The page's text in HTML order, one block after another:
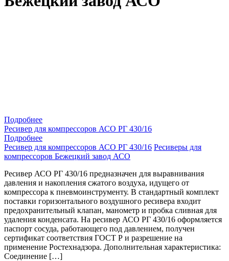
Подробнее
Ресивер для компрессоров АСО РГ 430/16
Подробнее
Ресивер для компрессоров АСО РГ 430/16 Ресиверы для
компрессоров Бежецкий завод АСО
Ресивер АСО РГ 430/16 предназначен для выравнивания
давления и накопления сжатого воздуха, идущего от
компрессора к пневмоинструменту. В стандартный комплект
поставки горизонтального воздушного ресивера входит
предохранительный клапан, манометр и пробка сливная для
удаления конденсата. На ресивер АСО РГ 430/16 оформляется
паспорт сосуда, работающего под давлением, получен
сертификат соответствия ГОСТ Р и разрешение на
применение Ростехнадзора. Дополнительная характеристика:
Соединение […]